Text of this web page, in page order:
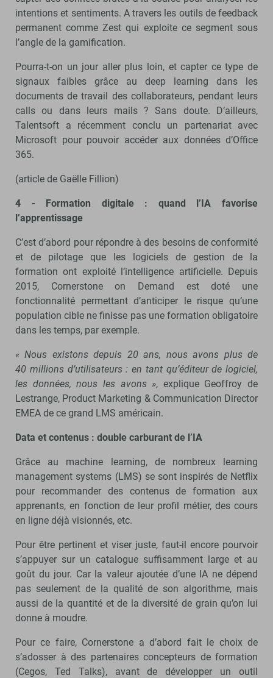
intentions et sentiments. A travers les outils de feedback
permanent comme Zest qui exploite ce segment sous
l’angle de la gamification.
Pourra-t-on un jour aller plus loin, et capter ce type de
signaux faibles grâce au deep learning dans les
documents de travail des collaborateurs, pendant leurs
calls ou dans leurs mails ? Sans doute. D’ailleurs,
Talentsoft a récemment conclu un partenariat avec
Microsoft pour pouvoir accéder aux données d’Office
365.
(article de Gaëlle Fillion)
4 - Formation digitale : quand l’IA favorise
l’apprentissage
C’est d’abord pour répondre à des besoins de conformité
et de pilotage que les logiciels de gestion de la
formation ont exploité l’intelligence artificielle. Depuis
2015, Cornerstone on Demand est doté une
fonctionnalité permettant d’anticiper le risque qu’une
population cible ne finisse pas une formation obligatoire
dans les temps, par exemple.
« Nous existons depuis 20 ans, nous avons plus de
40 millions d’utilisateurs : en tant qu’éditeur de logiciel,
les données, nous les avons », explique Geoffroy de
Lestrange, Product Marketing & Communication Director
EMEA de ce grand LMS américain.
Data et contenus : double carburant de l’IA
Grâce au machine learning, de nombreux learning
management systems (LMS) se sont inspirés de Netflix
pour recommander des contenus de formation aux
apprenants, en fonction de leur profil métier, des cours
en ligne déjà visionnés, etc.
Pour être pertinent et viser juste, faut-il encore pourvoir
s’appuyer sur un catalogue suffisamment large et au
goût du jour. Car la valeur ajoutée d’une IA ne dépend
pas seulement de la qualité de son algorithme, mais
aussi de la quantité et de la diversité de grain qu’on lui
donne à moudre.
Pour ce faire, Cornerstone a d’abord fait le choix de
s’adosser à des partenaires concepteurs de formation
(Cegos, Ted Talks), avant de développer un outil